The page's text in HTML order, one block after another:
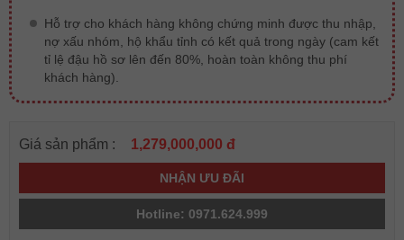
Hỗ trợ cho khách hàng không chứng minh được thu nhập,
nợ xấu nhóm, hộ khẩu tỉnh có kết quả trong ngày (cam kết
tỉ lệ đậu hồ sơ lên đến 80%, hoàn toàn không thu phí
khách hàng).
Giá sản phẩm : 1,279,000,000 đ
NHẬN ƯU ĐÃI
Hotline: 0971.624.999